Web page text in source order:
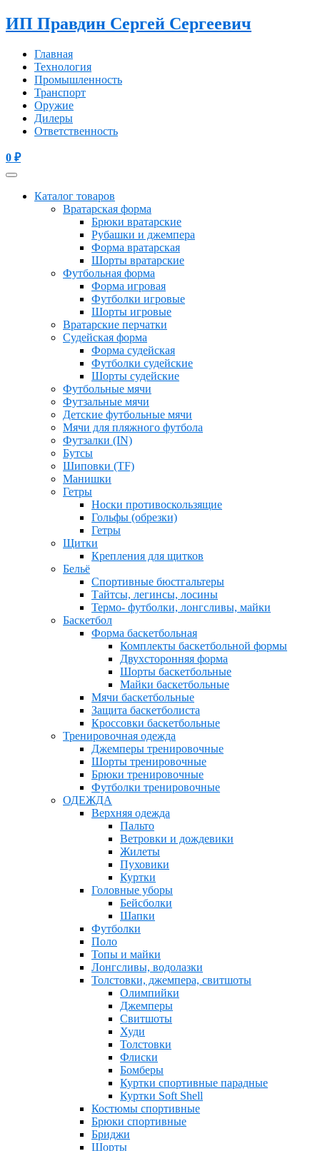
ИП Правдин Сергей Сергеевич
Главная
Технология
Промышленность
Транспорт
Оружие
Дилеры
Ответственность
0 ₽
Каталог товаров
Вратарская форма
Брюки вратарские
Рубашки и джемпера
Форма вратарская
Шорты вратарские
Футбольная форма
Форма игровая
Футболки игровые
Шорты игровые
Вратарские перчатки
Судейская форма
Форма судейская
Футболки судейские
Шорты судейские
Футбольные мячи
Футзальные мячи
Детские футбольные мячи
Мячи для пляжного футбола
Футзалки (IN)
Бутсы
Шиповки (TF)
Манишки
Гетры
Носки противоскользящие
Гольфы (обрезки)
Гетры
Щитки
Крепления для щитков
Бельё
Спортивные бюстгальтеры
Тайтсы, легинсы, лосины
Термо- футболки, лонгсливы, майки
Баскетбол
Форма баскетбольная
Комплекты баскетбольной формы
Двухсторонняя форма
Шорты баскетбольные
Майки баскетбольные
Мячи баскетбольные
Защита баскетболиста
Кроссовки баскетбольные
Тренировочная одежда
Джемперы тренировочные
Шорты тренировочные
Брюки тренировочные
Футболки тренировочные
ОДЕЖДА
Верхняя одежда
Пальто
Ветровки и дождевики
Жилеты
Пуховики
Куртки
Головные уборы
Бейсболки
Шапки
Футболки
Поло
Топы и майки
Лонгсливы, водолазки
Толстовки, джемпера, свитшоты
Олимпийки
Джемперы
Свитшоты
Худи
Толстовки
Флиски
Бомберы
Куртки спортивные парадные
Куртки Soft Shell
Костюмы спортивные
Брюки спортивные
Бриджи
Шорты